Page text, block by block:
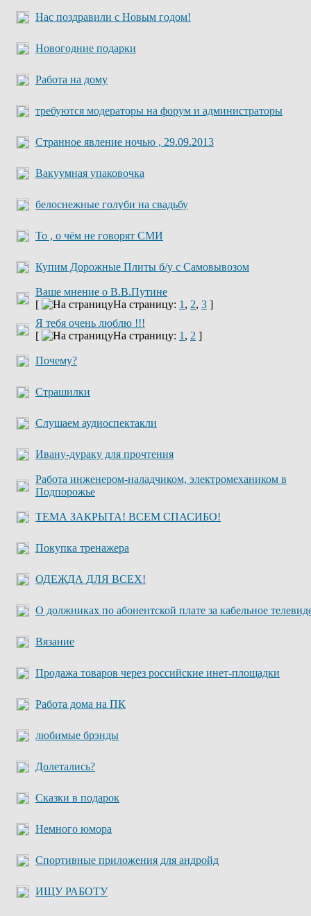
Нас поздравили с Новым годом!
Новогодние подарки
Работа на дому
требуются модераторы на форум и администраторы
Странное явление ночью , 29.09.2013
Вакуумная упаковочка
белоснежные голуби на свадьбу
То , о чём не говорят СМИ
Купим Дорожные Плиты б/у с Самовывозом
Ваше мнение о В.В.Путине
[
На страницу: 1 , 2, 3 ]
Я тебя очень люблю !!!
[
На страницу: 1 , 2 ]
Почему?
Страшилки
Слушаем аудиоспектакли
Ивану-дураку для прочтения
Работа инженером-наладчиком, электромехаником в
Подпорожье
ТЕМА ЗАКРЫТА! ВСЕМ СПАСИБО!
Покупка тренажера
ОДЕЖДА ДЛЯ ВСЕХ!
О должниках по абонентской плате за кабельное
Вязание
Продажа товаров через российские инет-площадки
Работа дома на ПК
любимые брэнды
Долетались?
Сказки в подарок
Немного юмора
Спортивные приложения для андройд
ИЩУ РАБОТУ